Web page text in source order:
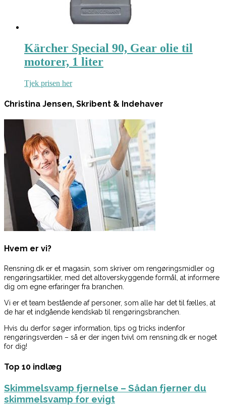
Kärcher Special 90, Gear olie til
motorer, 1 liter
Tjek prisen her
Christina Jensen, Skribent & Indehaver
Hvem er vi?
Rensning.dk er et magasin, som skriver om rengøringsmidler og
rengøringsartikler, med det altoverskyggende formål, at informere
dig om egne erfaringer fra branchen.
Vi er et team bestående af personer, som alle har det til fælles, at
de har et indgående kendskab til rengøringsbranchen.
Hvis du derfor søger information, tips og tricks indenfor
rengøringsverden – så er der ingen tvivl om rensning.dk er noget
for dig!
Top 10 indlæg
Skimmelsvamp fjernelse – Sådan fjerner du
skimmelsvamp for evigt